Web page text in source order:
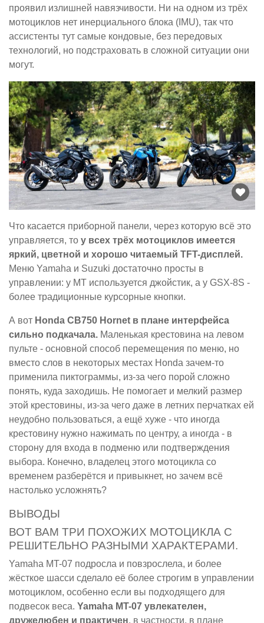
проявил излишней навязчивости. Ни на одном из трёх
мотоциклов нет инерциального блока (IMU), так что
ассистенты тут самые кондовые, без передовых
технологий, но подстраховать в сложной ситуации они
могут.
Что касается приборной панели, через которую всё это
управляется, то у всех трёх мотоциклов имеется
яркий, цветной и хорошо читаемый TFT-дисплей.
Меню Yamaha и Suzuki достаточно просты в
управлении: у MT используется джойстик, а у GSX-8S -
более традиционные курсорные кнопки.
А вот Honda CB750 Hornet в плане интерфейса
сильно подкачала. Маленькая крестовина на левом
пульте - основной способ перемещения по меню, но
вместо слов в некоторых местах Honda зачем-то
применила пиктограммы, из-за чего порой сложно
понять, куда заходишь. Не помогает и мелкий размер
этой крестовины, из-за чего даже в летних перчатках ей
неудобно пользоваться, а ещё хуже - что иногда
крестовину нужно нажимать по центру, а иногда - в
сторону для входа в подменю или подтверждения
выбора. Конечно, владелец этого мотоцикла со
временем разберётся и привыкнет, но зачем всё
настолько усложнять?
ВЫВОДЫ
ВОТ ВАМ ТРИ ПОХОЖИХ МОТОЦИКЛА С
РЕШИТЕЛЬНО РАЗНЫМИ ХАРАКТЕРАМИ.
Yamaha MT-07 подросла и повзрослела, и более
жёсткое шасси сделало её более строгим в управлении
мотоциклом, особенно если вы подходящего для
подвесок веса. Yamaha MT-07 увлекателен,
дружелюбен и практичен, в частности, в плане